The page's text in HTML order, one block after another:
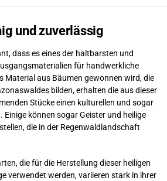
und zuverlässig
dass es eines der haltbarsten und
für handwerkliche
Material aus Bäumen gewonnen wird, die
bilden, erhalten die aus dieser
Stücke einen kulturellen und sogar
Einige können sogar Geister und heilige
die in der Regenwaldlandschaft
die für die Herstellung dieser heiligen
verwendet werden, variieren stark in ihrer